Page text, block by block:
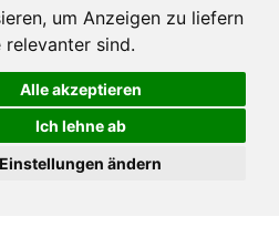
, um Anzeigen zu liefern
relevanter sind.
Alle akzeptieren
Ich lehne ab
Einstellungen ändern